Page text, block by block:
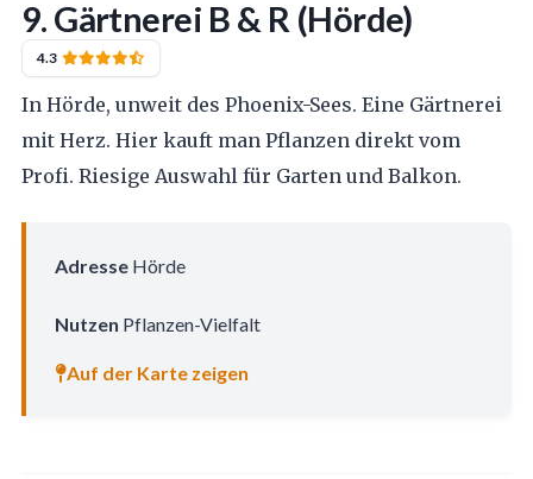
9. Gärtnerei B & R (Hörde)
4.3
In Hörde, unweit des Phoenix-Sees. Eine Gärtnerei
mit Herz. Hier kauft man Pflanzen direkt vom
Profi. Riesige Auswahl für Garten und Balkon.
AdresseHörde
Nutzen Pflanzen-Vielfalt
Auf der Karte zeigen